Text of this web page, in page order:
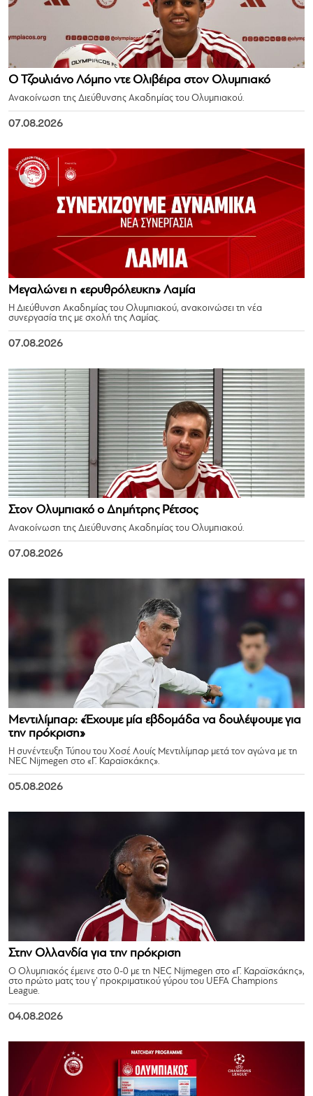
Ο Τζουλιάνο Λόμπο ντε Ολιβέιρα στον Ολυμπιακό
Ανακοίνωση της Διεύθυνσης Ακαδημίας του Ολυμπιακού.
07.08.2026
Μεγαλώνει η «ερυθρόλευκη» Λαμία
Η Διεύθυνση Ακαδημίας του Ολυμπιακού, ανακοινώσει τη νέα
συνεργασία της με σχολή της Λαμίας.
07.08.2026
Στον Ολυμπιακό ο Δημήτρης Ρέτσος
Ανακοίνωση της Διεύθυνσης Ακαδημίας του Ολυμπιακού.
07.08.2026
Μεντιλίμπαρ: «Έχουμε μία εβδομάδα να δουλέψουμε για
την πρόκριση»
Η συνέντευξη Τύπου του Χοσέ Λουίς Μεντιλίμπαρ μετά τον αγώνα με τη
NEC Nijmegen στο «Γ. Καραϊσκάκης».
05.08.2026
Στην Ολλανδία για την πρόκριση
Ο Ολυμπιακός έμεινε στο 0-0 με τη NEC Nijmegen στο «Γ. Καραϊσκάκης»,
στο πρώτο ματς του γ’ προκριματικού γύρου του UEFA Champions
League.
04.08.2026